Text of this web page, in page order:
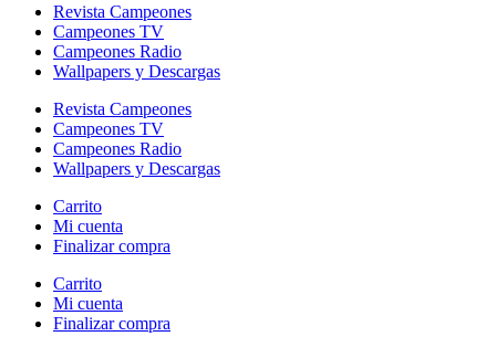
Revista Campeones
Campeones TV
Campeones Radio
Wallpapers y Descargas
Revista Campeones
Campeones TV
Campeones Radio
Wallpapers y Descargas
Carrito
Mi cuenta
Finalizar compra
Carrito
Mi cuenta
Finalizar compra